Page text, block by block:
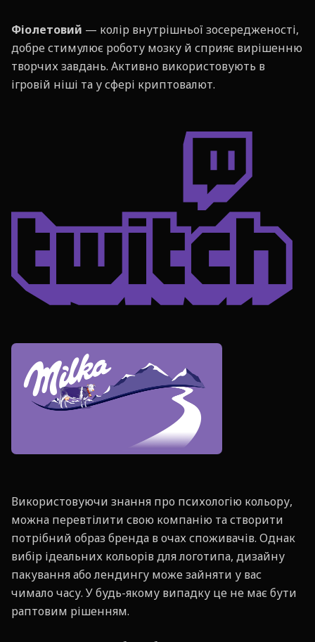
Фіолетовий — колір внутрішньої зосередженості,
добре стимулює роботу мозку й сприяє вирішенню
творчих завдань. Активно використовують в
ігровій ніші та у сфері криптовалют.
Використовуючи знання про психологію кольору,
можна перевтілити свою компанію та створити
потрібний образ бренда в очах споживачів. Однак
вибір ідеальних кольорів для логотипа, дизайну
пакування або лендингу може зайняти у вас
чимало часу. У будь-якому випадку це не має бути
раптовим рішенням.